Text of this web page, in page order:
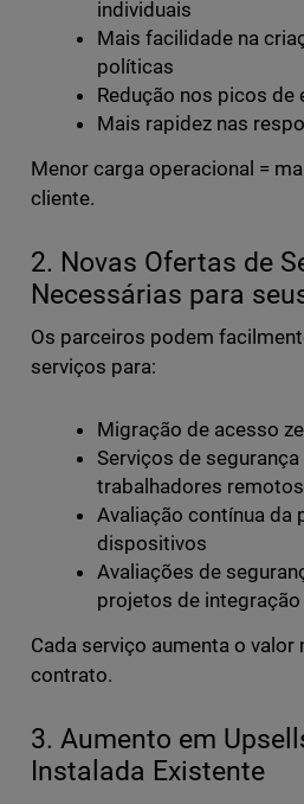
individuais
Mais facilidade na
políticas
Redução nos picos
Mais rapidez nas
Menor carga operacional =
cliente.
2. Novas Ofertas de
Necessárias para
Os parceiros podem
serviços para:
Migração de acesso
Serviços de
trabalhadores remotos
Avaliação contínua da
dispositivos
Avaliações de
projetos de integração
Cada serviço aumenta o valor
contrato.
3. Aumento em
Instalada Existente